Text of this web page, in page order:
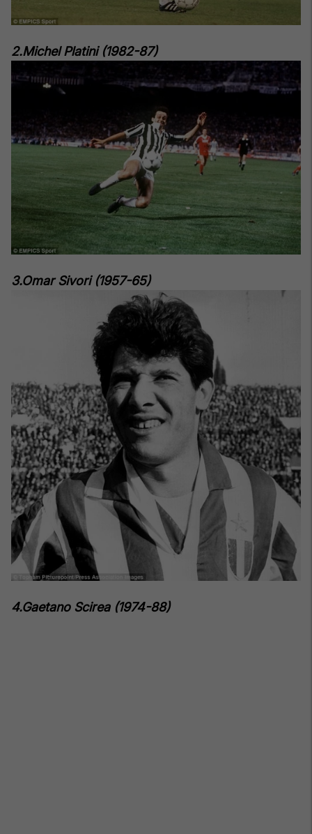
2.Michel Platini (1982-87)
3.Omar Sivori (1957-65)
4.Gaetano Scirea (1974-88)